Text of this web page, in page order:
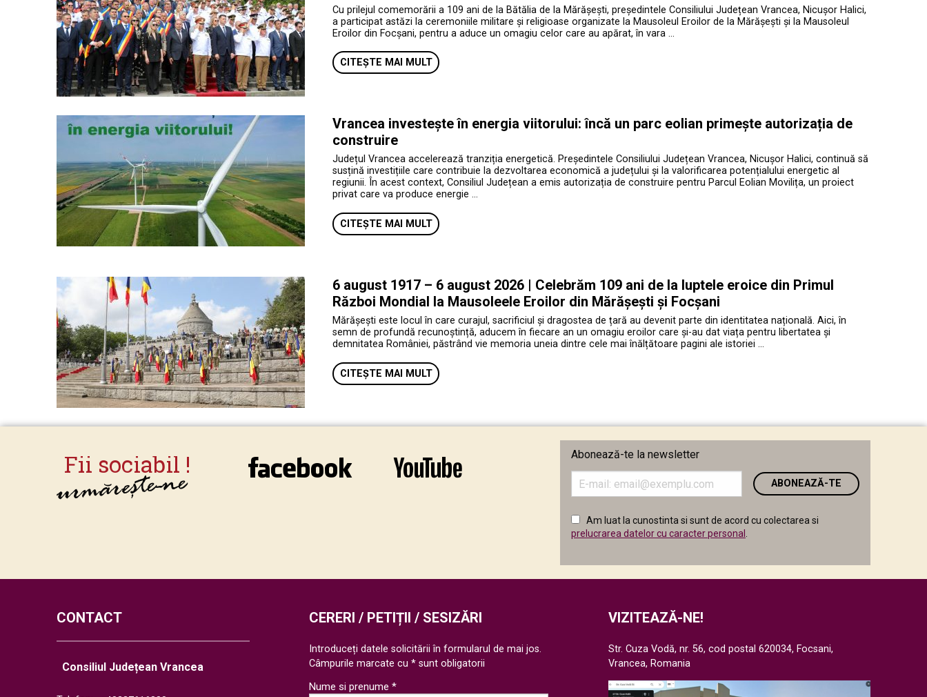
Cu prilejul comemorării a 109 ani de la Bătălia de la Mărășești, președintele Consiliului Județean Vrancea, Nicușor Halici,
a participat astăzi la ceremoniile militare și religioase organizate la Mausoleul Eroilor de la Mărășești și la Mausoleul
Eroilor din Focșani, pentru a aduce un omagiu celor care au apărat, în vara …
CITEȘTE MAI MULT
Vrancea investește în energia viitorului: încă un parc eolian primește autorizația de
construire
Județul Vrancea accelerează tranziția energetică. Președintele Consiliului Județean Vrancea, Nicușor Halici, continuă să
susțină investițiile care contribuie la dezvoltarea economică a județului și la valorificarea potențialului energetic al
regiunii. În acest context, Consiliul Județean a emis autorizația de construire pentru Parcul Eolian Movilița, un proiect
privat care va produce energie …
CITEȘTE MAI MULT
6 august 1917 – 6 august 2026 | Celebrăm 109 ani de la luptele eroice din Primul
Război Mondial la Mausoleele Eroilor din Mărășești și Focșani
Mărășești este locul în care curajul, sacrificiul și dragostea de țară au devenit parte din identitatea națională. Aici, în
semn de profundă recunoștință, aducem în fiecare an un omagiu eroilor care și-au dat viața pentru libertatea și
demnitatea României, păstrând vie memoria uneia dintre cele mai înălțătoare pagini ale istoriei …
CITEȘTE MAI MULT
Abonează-te la newsletter
adresa
email
în
câmpul
Am luat la cunostinta si sunt de acord cu colectarea si
prelucrarea datelor cu caracter personal .
CONTACT
Consiliul Județean Vrancea
VIZITEAZĂ-NE!
Str. Cuza Vodă, nr. 56, cod postal 620034, Focsani,
Vrancea, Romania
CERERI / PETIȚII / SESIZĂRI
Introduceți datele solicitării în formularul de mai jos.
Câmpurile marcate cu * sunt obligatorii
Nume si prenume *